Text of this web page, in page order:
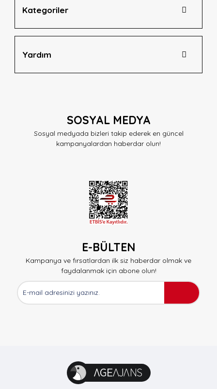
Kategoriler
Yardım
SOSYAL MEDYA
Sosyal medyada bizleri takip ederek en güncel
kampanyalardan haberdar olun!
E-BÜLTEN
Kampanya ve fırsatlardan ilk siz haberdar olmak ve
faydalanmak için abone olun!